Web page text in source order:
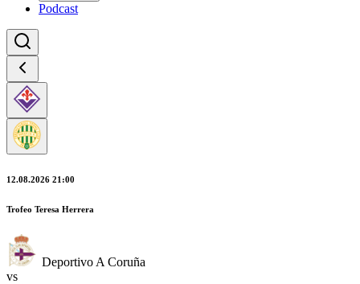
Podcast
12.08.2026 21:00
Trofeo Teresa Herrera
Deportivo A Coruña
vs